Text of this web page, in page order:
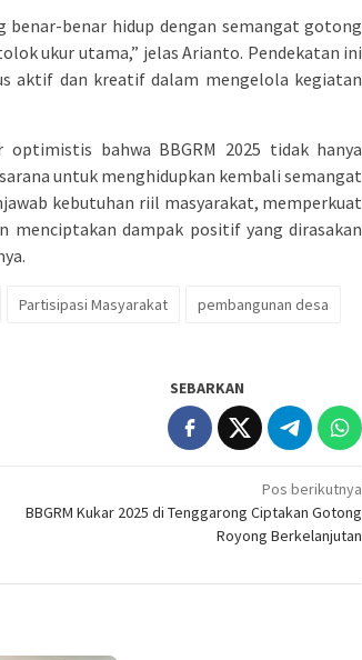
benar-benar hidup dengan semangat gotong
ukur utama,” jelas Arianto. Pendekatan ini
aktif dan kreatif dalam mengelola kegiatan
bahwa BBGRM 2025 tidak hanya
untuk menghidupkan kembali semangat
kebutuhan riil masyarakat, memperkuat
menciptakan dampak positif yang dirasakan
Partisipasi Masyarakat
pembangunan desa
SEBARKAN
Pos berikutnya
BBGRM Kukar 2025 di Tenggarong Ciptakan Gotong
Royong Berkelanjutan